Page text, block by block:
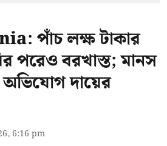
পাঁচ লক্ষ টাকার
পরেও বরখাস্ত; মানস
অভিযোগ দায়ের
6:16 pm